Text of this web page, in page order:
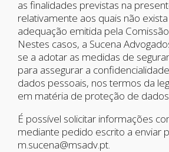
as finalidades previstas na
relativamente aos quais não
adequação emitida pela
Nestes casos, a Sucena
se a adotar as medidas de
para assegurar a
dados pessoais, nos termos da
em matéria de proteção de
É possível solicitar informações
mediante pedido escrito a enviar
m.sucena@msadv.pt.